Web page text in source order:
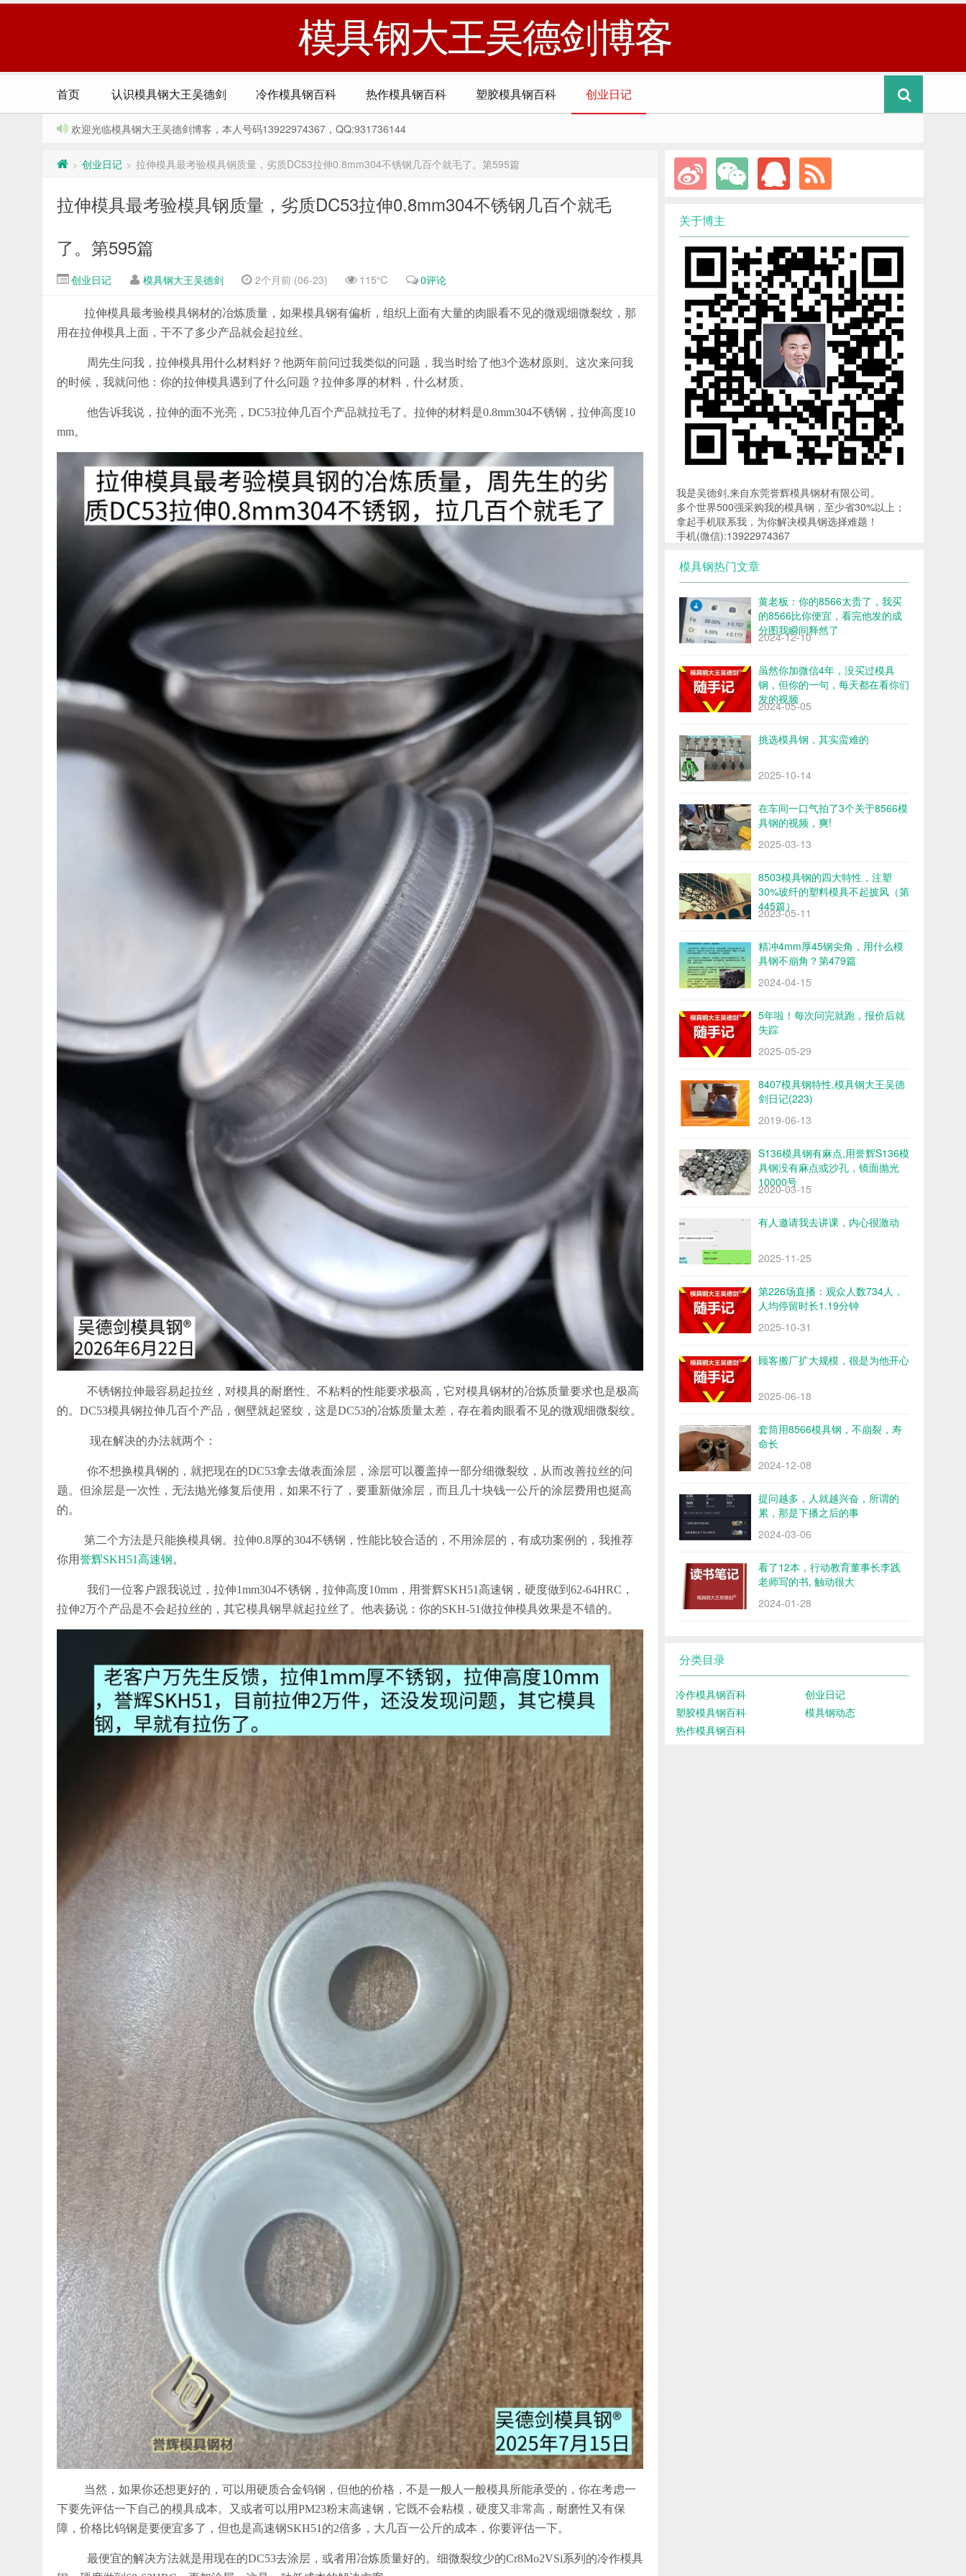
模具钢大王吴德剑博客
首页 认识模具钢大王吴德剑 冷作模具钢百科 热作模具钢百科 塑胶模具钢百科 创业日记
欢迎光临模具钢大王吴德剑博客，本人号码13922974367，QQ:931736144
> 创业日记 > 拉伸模具最考验模具钢质量，劣质DC53拉伸0.8mm304不锈钢几百个就毛了。第595篇
拉伸模具最考验模具钢质量，劣质DC53拉伸0.8mm304不锈钢几百个就毛
了。第595篇
创业日记 模具钢大王吴德剑 2个月前 (06-23) 115℃ 0评论
拉伸模具最考验模具钢材的冶炼质量，如果模具钢有偏析，组织上面有大量的肉眼看不见的微观细微裂纹，那
用在拉伸模具上面，干不了多少产品就会起拉丝。
周先生问我，拉伸模具用什么材料好？他两年前问过我类似的问题，我当时给了他3个选材原则。这次来问我
的时候，我就问他：你的拉伸模具遇到了什么问题？拉伸多厚的材料，什么材质。
他告诉我说，拉伸的面不光亮，DC53拉伸几百个产品就拉毛了。拉伸的材料是0.8mm304不锈钢，拉伸高度10
mm。
不锈钢拉伸最容易起拉丝，对模具的耐磨性、不粘料的性能要求极高，它对模具钢材的冶炼质量要求也是极高
的。DC53模具钢拉伸几百个产品，侧壁就起竖纹，这是DC53的冶炼质量太差，存在着肉眼看不见的微观细微裂纹。
现在解决的办法就两个：
你不想换模具钢的，就把现在的DC53拿去做表面涂层，涂层可以覆盖掉一部分细微裂纹，从而改善拉丝的问
题。但涂层是一次性，无法抛光修复后使用，如果不行了，要重新做涂层，而且几十块钱一公斤的涂层费用也挺高
的。
第二个方法是只能换模具钢。拉伸0.8厚的304不锈钢，性能比较合适的，不用涂层的，有成功案例的，我推荐
你用誉辉SKH51高速钢。
我们一位客户跟我说过，拉伸1mm304不锈钢，拉伸高度10mm，用誉辉SKH51高速钢，硬度做到62-64HRC，
拉伸2万个产品是不会起拉丝的，其它模具钢早就起拉丝了。他表扬说：你的SKH-51做拉伸模具效果是不错的。
当然，如果你还想更好的，可以用硬质合金钨钢，但他的价格，不是一般人一般模具所能承受的，你在考虑一
下要先评估一下自己的模具成本。又或者可以用PM23粉末高速钢，它既不会粘模，硬度又非常高，耐磨性又有保
障，价格比钨钢是要便宜多了，但也是高速钢SKH51的2倍多，大几百一公斤的成本，你要评估一下。
最便宜的解决方法就是用现在的DC53去涂层，或者用冶炼质量好的。细微裂纹少的Cr8Mo2VSi系列的冷作模具
关于博主
我是吴德剑,来自东莞誉辉模具钢材有限公司。
多个世界500强采购我的模具钢，至少省30%以上；
拿起手机联系我，为你解决模具钢选择难题！
手机(微信):13922974367
模具钢热门文章
黄老板：你的8566太贵了，我买
的8566比你便宜，看完他发的成
分图我瞬间释然了
2024-12-10
虽然你加微信4年，没买过模具
钢，但你的一句，每天都在看你们
发的视频
2024-05-05
挑选模具钢，其实蛮难的
2025-10-14
在车间一口气拍了3个关于8566模
具钢的视频，爽!
2025-03-13
8503模具钢的四大特性，注塑
30%玻纤的塑料模具不起披风（第
445篇）
2023-05-11
精冲4mm厚45钢尖角，用什么模
具钢不崩角？第479篇
2024-04-15
5年啦！每次问完就跑，报价后就
失踪
2025-05-29
8407模具钢特性,模具钢大王吴德
剑日记(223)
2019-06-13
S136模具钢有麻点,用誉辉S136模
具钢没有麻点或沙孔，镜面抛光
10000号
2020-03-15
有人邀请我去讲课，内心很激动
2025-11-25
第226场直播：观众人数734人，
人均停留时长1.19分钟
2025-10-31
顾客搬厂扩大规模，很是为他开心
2025-06-18
套筒用8566模具钢，不崩裂，寿
命长
2024-12-08
提问越多，人就越兴奋，所谓的
累，那是下播之后的事
2024-03-06
看了12本，行动教育董事长李践
老师写的书, 触动很大
2024-01-28
分类目录
冷作模具钢百科
创业日记
塑胶模具钢百科
模具钢动态
热作模具钢百科